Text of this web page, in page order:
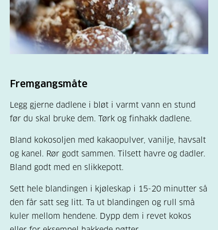
Fremgangsmåte
Legg gjerne dadlene i bløt i varmt vann en stund
før du skal bruke dem. Tørk og finhakk dadlene.
Bland kokosoljen med kakaopulver, vanilje, havsalt
og kanel. Rør godt sammen. Tilsett havre og dadler.
Bland godt med en slikkepott.
Sett hele blandingen i kjøleskap i 15-20 minutter så
den får satt seg litt. Ta ut blandingen og rull små
kuler mellom hendene. Dypp dem i revet kokos